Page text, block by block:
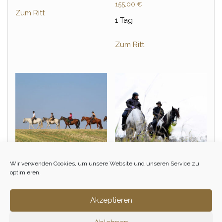
Wir verwenden Cookies, um unsere Website und unseren Service zu
optimieren.
Akzeptieren
Zum Ritt
155,00 €
1 Tag
Zum Ritt
Wiedereinsteiger Tagesritt
155,00€